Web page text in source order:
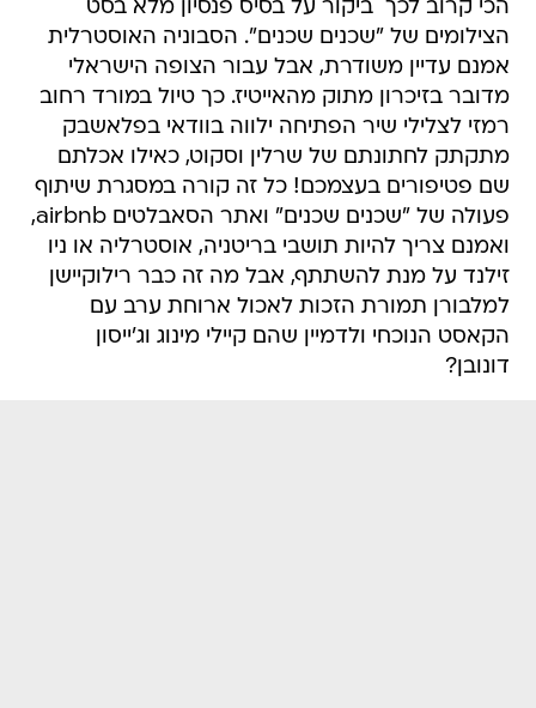
הכי קרוב לכך  ביקור על בסיס פנסיון מלא בסט
הצילומים של "שכנים שכנים". הסבוניה האוסטרלית
אמנם עדיין משודרת, אבל עבור הצופה הישראלי
מדובר בזיכרון מתוק מהאייטיז. כך טיול במורד רחוב
רמזי לצלילי שיר הפתיחה ילווה בוודאי בפלאשבק
מתקתק לחתונתם של שרלין וסקוט, כאילו אכלתם
שם פטיפורים בעצמכם! כל זה קורה במסגרת שיתוף
פעולה של "שכנים שכנים" ואתר הסאבלטים airbnb,
ואמנם צריך להיות תושבי בריטניה, אוסטרליה או ניו
זילנד על מנת להשתתף, אבל מה זה כבר רילוקיישן
למלבורן תמורת הזכות לאכול ארוחת ערב עם
הקאסט הנוכחי ולדמיין שהם קיילי מינוג וג'ייסון
דונובן?